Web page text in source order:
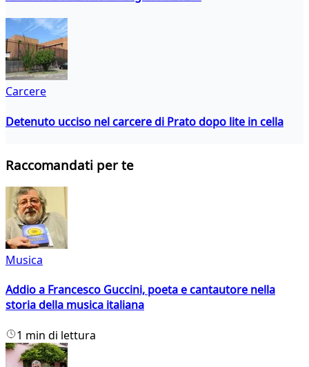
Carcere
Detenuto ucciso nel carcere di Prato dopo lite in cella
Raccomandati per te
Musica
Addio a Francesco Guccini, poeta e cantautore nella
storia della musica italiana
1 min di lettura